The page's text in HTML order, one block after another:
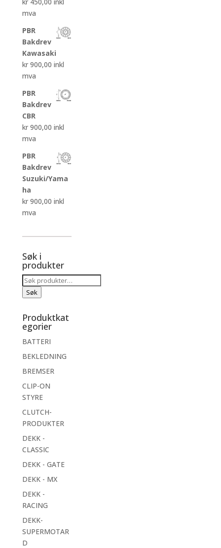
mva
PBR
Bakdrev
Kawasaki
kr900,00 inkl
mva
PBR
Bakdrev
CBR
kr900,00 inkl
mva
PBR
Bakdrev
Suzuki/Yama
ha
kr900,00 inkl
mva
Søk i
produkter
Søk
etter:
Søk
Produktkat
egorier
BATTERI
BEKLEDNING
BREMSER
CLIP-ON
STYRE
CLUTCH-
PRODUKTER
DEKK -
CLASSIC
DEKK - GATE
DEKK - MX
DEKK -
RACING
DEKK-
SUPERMOTAR
D